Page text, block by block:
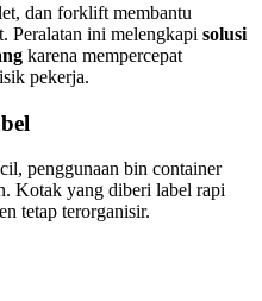
dan forklift membantu
Peralatan ini melengkapi solusi
karena mempercepat
pekerja.
penggunaan bin container
Kotak yang diberi label rapi
tetap terorganisir.